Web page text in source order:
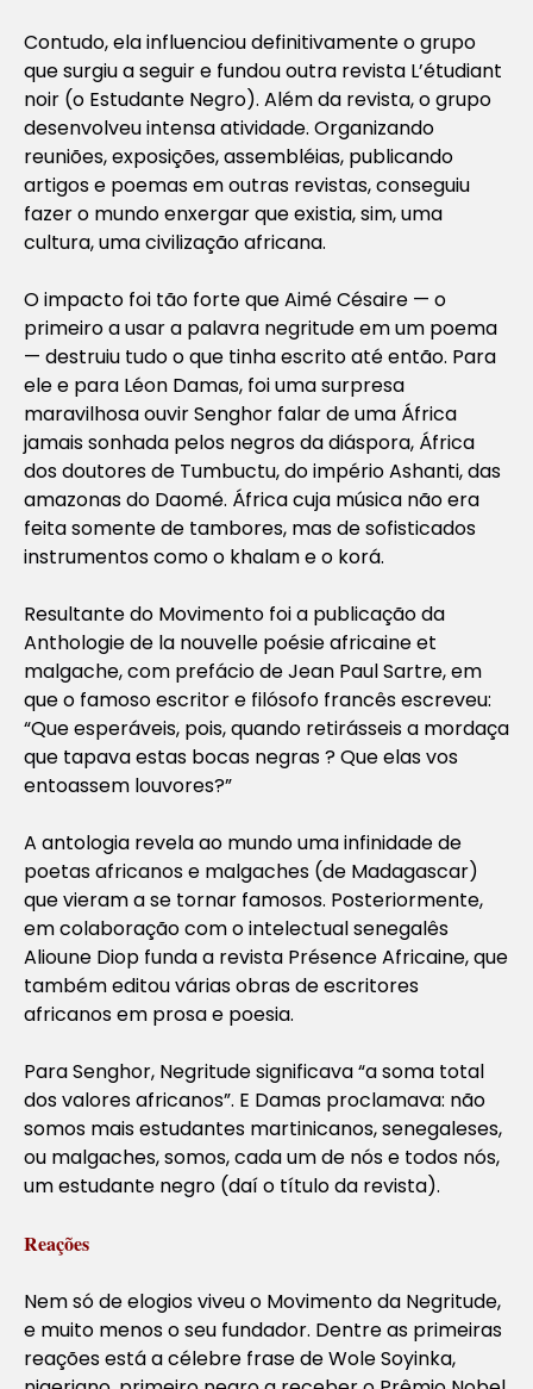
Contudo, ela influenciou definitivamente o grupo
que surgiu a seguir e fundou outra revista L’étudiant
noir (o Estudante Negro). Além da revista, o grupo
desenvolveu intensa atividade. Organizando
reuniões, exposições, assembléias, publicando
artigos e poemas em outras revistas, conseguiu
fazer o mundo enxergar que existia, sim, uma
cultura, uma civilização africana.
O impacto foi tão forte que Aimé Césaire — o
primeiro a usar a palavra negritude em um poema
— destruiu tudo o que tinha escrito até então. Para
ele e para Léon Damas, foi uma surpresa
maravilhosa ouvir Senghor falar de uma África
jamais sonhada pelos negros da diáspora, África
dos doutores de Tumbuctu, do império Ashanti, das
amazonas do Daomé. África cuja música não era
feita somente de tambores, mas de sofisticados
instrumentos como o khalam e o korá.
Resultante do Movimento foi a publicação da
Anthologie de la nouvelle poésie africaine et
malgache, com prefácio de Jean Paul Sartre, em
que o famoso escritor e filósofo francês escreveu:
“Que esperáveis, pois, quando retirásseis a mordaça
que tapava estas bocas negras ? Que elas vos
entoassem louvores?”
A antologia revela ao mundo uma infinidade de
poetas africanos e malgaches (de Madagascar)
que vieram a se tornar famosos. Posteriormente,
em colaboração com o intelectual senegalês
Alioune Diop funda a revista Présence Africaine, que
também editou várias obras de escritores
africanos em prosa e poesia.
Para Senghor, Negritude significava “a soma total
dos valores africanos”. E Damas proclamava: não
somos mais estudantes martinicanos, senegaleses,
ou malgaches, somos, cada um de nós e todos nós,
um estudante negro (daí o título da revista).
Reações
Nem só de elogios viveu o Movimento da Negritude,
e muito menos o seu fundador. Dentre as primeiras
reações está a célebre frase de Wole Soyinka,